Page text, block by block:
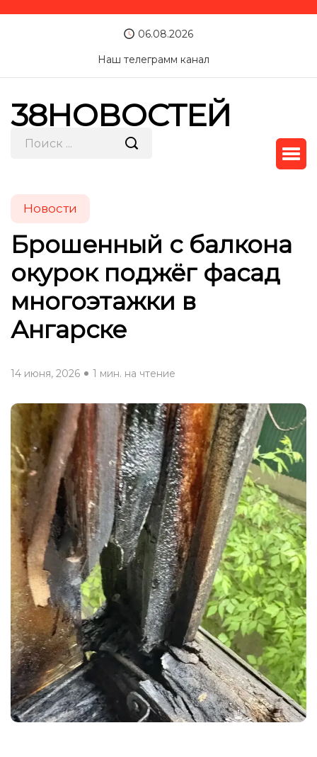
06.08.2026
Наш телеграмм канал
38НОВОСТЕЙ
Новости
Брошенный с балкона
окурок поджёг фасад
многоэтажки в
Ангарске
14 июня, 2026 1 мин. на чтение